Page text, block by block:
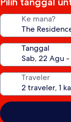
Ke mana?
Tanggal
Traveler